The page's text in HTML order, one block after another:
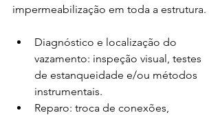
impermeabilização em toda a estrutura.
Diagnóstico e localização do
vazamento: inspeção visual, testes
de estanqueidade e/ou métodos
instrumentais.
Reparo: troca de conexões,